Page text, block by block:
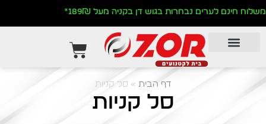
לתוכן
משלוח חינם לערים נבחרות בגוש דן בקניה מעל 189₪*
דף הבית » סל קניות
סל קניות